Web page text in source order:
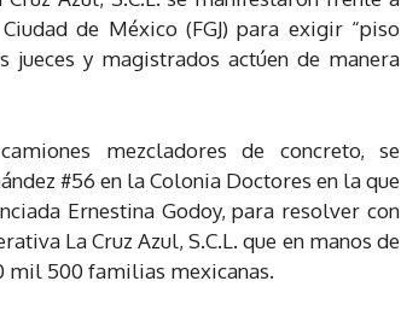
de México (FGJ) para exigir “piso
y magistrados actúen de manera
mezcladores de concreto, se
#56 en la Colonia Doctores en la que
Ernestina Godoy, para resolver con
La Cruz Azul, S.C.L. que en manos de
mil 500 familias mexicanas.